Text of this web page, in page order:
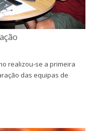
realizou-se a primeira
das equipas de